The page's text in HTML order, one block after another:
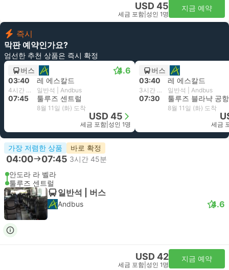
USD 45
세금 포함 성인 1명
지금 예약
즉시
막판 예약인가요?
엄선한 추천 상품은 즉시 확정
버스
4.6
03:40 레 에스칼드
4시간 5분 일반석 | Andbus
07:45 툴루즈 센트럴
8월 11일 (화) 도착
USD 45
세금 포함 성인 1명
버스
03:40
레 에스칼드
3시간 50분 일반석 | Andbus
07:30 툴루즈 블라냑 공항
8월 11일 (화) 도착
세금
가장 저렴한 상품 바로 확정
04:00 07:45 3시간 45분
안도라 라 벨라
툴루즈 센트럴
일반석 | 버스
Andbus 4.6
USD 42
세금 포함 성인 1명
지금 예약